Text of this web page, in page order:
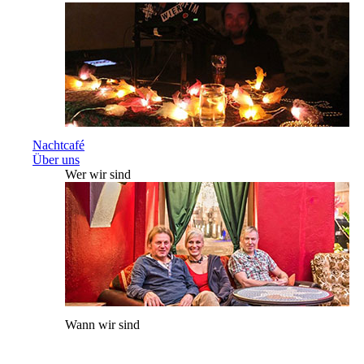
Nachtcafé
Über uns
Wer wir sind
Wann wir sind